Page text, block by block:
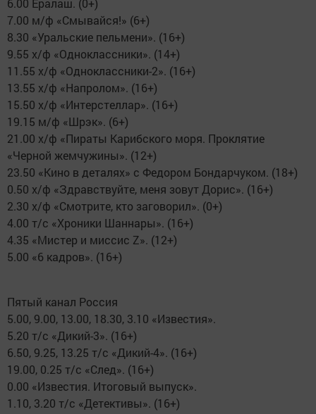
7.00 м/ф «Смывайся!» (6+)
8.30 «Уральские пельмени». (16+)
9.55 х/ф «Одноклассники». (14+)
11.55 х/ф «Одноклассники-2». (16+)
13.55 х/ф «Напролом». (16+)
15.50 х/ф «Интерстеллар». (16+)
19.15 м/ф «Шрэк». (6+)
21.00 х/ф «Пираты Карибского моря. Проклятие
«Черной жемчужины». (12+)
23.50 «Кино в деталях» с Федором Бондарчуком. (18+)
0.50 х/ф «Здравствуйте, меня зовут Дорис». (16+)
2.30 х/ф «Смотрите, кто заговорил». (0+)
4.00 т/с «Хроники Шаннары». (16+)
4.35 «Мистер и миссис Z». (12+)
5.00 «6 кадров». (16+)
Пятый канал Россия
5.00, 9.00, 13.00, 18.30, 3.10 «Известия».
5.20 т/с «Дикий-3». (16+)
6.50, 9.25, 13.25 т/с «Дикий-4». (16+)
19.00, 0.25 т/с «След». (16+)
0.00 «Известия. Итоговый выпуск».
1.10, 3.20 т/с «Детективы». (16+)